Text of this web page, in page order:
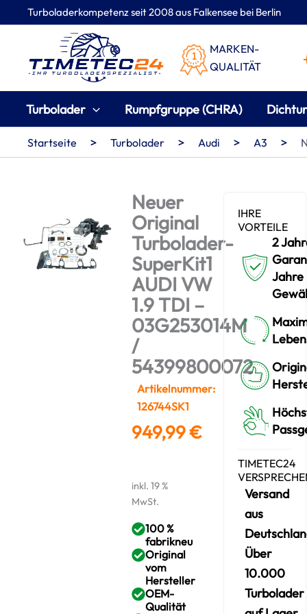
Turboladerkompetenz seit 2008 aus Falkensee bei Berlin
MARKEN-
QUALITÄT
Turbolader Rumpfgruppe (CHRA)
Inhalt
Startseite > Turbolader > Audi > A3 >
Neuer
Original
Turbolader-
SuperKit1
AUDI VW
1.9 TDI –
03G253014M
/
54399800072
Artikelnummer:
126744SK1
949,99€
inkl. 19 %
MwSt.
100 %
fabrikneu
Original
vom
Hersteller
OEM-
Qualität
IHRE
VORTEILE
2
Jahre
TIMETEC24
Versand
aus
Über
10.000
Turbolader